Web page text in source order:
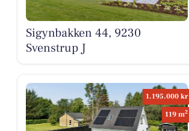
Sigynbakken 44, 9230
Svenstrup J
1.195.000 kr
119 m2